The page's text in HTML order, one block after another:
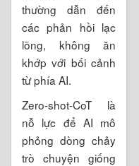
thường dẫn đến
các phản hồi lạc
lõng, không ăn
khớp với bối cảnh
từ phía AI.
Zero-shot-CoT là
nỗ lực để AI mô
phỏng dòng chảy
trò chuyện giống